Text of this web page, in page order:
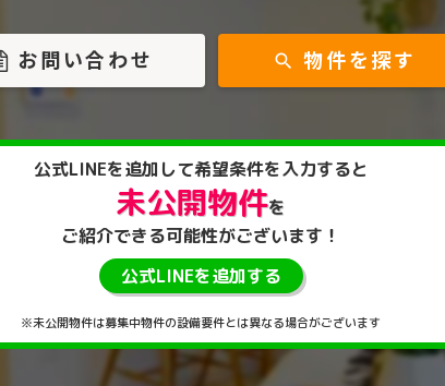
お問い合わせ search 物件を探す
公式LINEを追加して希望条件を入力すると
未公開物件を
ご紹介できる可能性がございます！
公式LINEを追加する
※未公開物件は募集中物件の設備要件とは異なる場合がございます